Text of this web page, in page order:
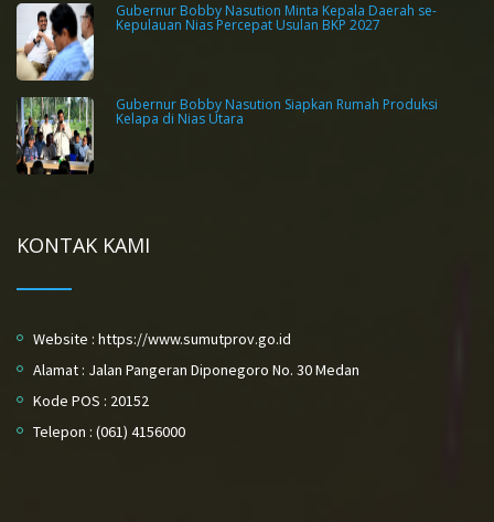
Gubernur Bobby Nasution Minta Kepala Daerah se-
Kepulauan Nias Percepat Usulan BKP 2027
Gubernur Bobby Nasution Siapkan Rumah Produksi
Kelapa di Nias Utara
KONTAK KAMI
Website : https://www.sumutprov.go.id
Alamat : Jalan Pangeran Diponegoro No. 30 Medan
Kode POS : 20152
Telepon : (061) 4156000